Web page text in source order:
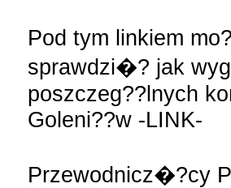
Pod tym linkiem
sprawdzi�? jak
poszczeg??lnych
Goleni??w -LINK-
Przewodnicz�?cy